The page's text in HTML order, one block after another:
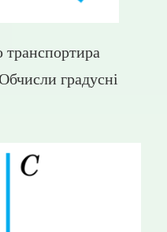
градусні